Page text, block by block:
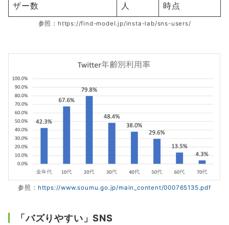
ザー数
人
時点
参照：https://find-model.jp/insta-lab/sns-users/
参照： https://www.soumu.go.jp/main_content/000765135.pdf
「バズりやすい」SNS